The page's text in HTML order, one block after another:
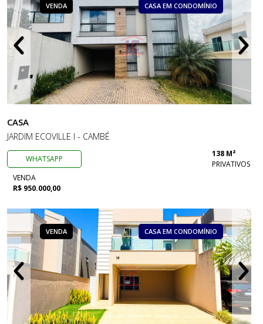
VENDA CASA EM CONDOMÍNIO
CASA
JARDIM ECOVILLE I - CAMBÉ
WHATSAPP
138 M²
PRIVATIVOS
VENDA
R$ 950.000,00
VENDA CASA EM CONDOMÍNIO